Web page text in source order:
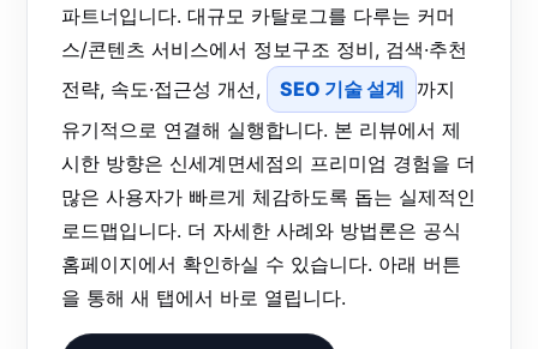
파트너입니다. 대규모 카탈로그를 다루는 커머
스/콘텐츠 서비스에서 정보구조 정비, 검색·추천
전략, 속도·접근성 개선,
SEO 기술 설계
까지
유기적으로 연결해 실행합니다. 본 리뷰에서 제
시한 방향은 신세계면세점의 프리미엄 경험을 더
많은 사용자가 빠르게 체감하도록 돕는 실제적인
로드맵입니다. 더 자세한 사례와 방법론은 공식
홈페이지에서 확인하실 수 있습니다. 아래 버튼
을 통해 새 탭에서 바로 열립니다.